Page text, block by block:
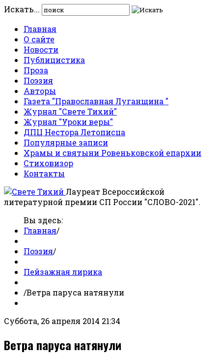
Искать...
Главная
О сайте
Новости
Публицистика
Проза
Поэзия
Авторы
Газета "Православная Луганщина "
Журнал "Свете Тихий"
Журнал "Уроки веры"
ДПЦ Нестора Летописца
Популярные записи
Храмы и святыни Ровеньковской епархии
Стиховизор
Контакты
Лауреат Всероссийской
литературной премии СП России "СЛОВО-2021".
Вы здесь:
Главная/
Поэзия/
Пейзажная лирика
/Ветра паруса натянули
Суббота, 26 апреля 2014 21:34
Ветра паруса натянули